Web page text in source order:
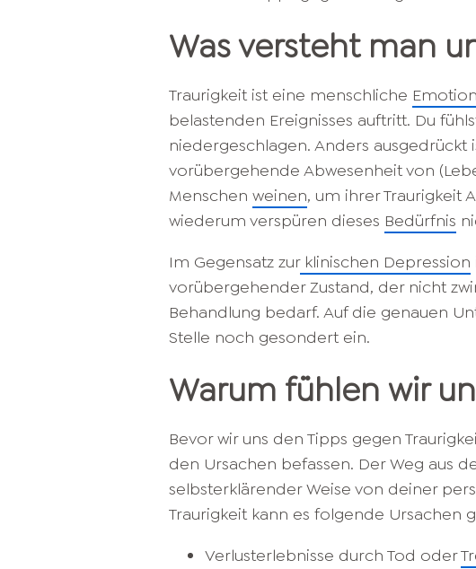
Was versteht man
Traurigkeit ist eine menschliche Emotion
belastenden Ereignisses auftritt. Du
niedergeschlagen. Anders ausgedrückt
vorübergehende Abwesenheit von
Menschen weinen, um ihrer Traurigkeit
wiederum verspüren dieses Bedürfnis
Im Gegensatz zurklinischen Depression
vorübergehender Zustand, der nicht
Behandlung bedarf. Auf die genauen
Stelle noch gesondert ein.
Warum fühlen wir
Bevor wir uns den Tipps gegen
den Ursachen befassen. Der Weg aus
selbsterklärender Weise von deiner
Traurigkeit kann es folgende Ursachen
Verlusterlebnisse durch Tod oder